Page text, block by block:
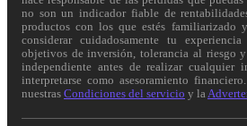
no son un indicador fiable de
productos con los que estés familiarizado
considerar cuidadosamente tu
objetivos de inversión, tolerancia al riesgo
independiente antes de realizar cualquier
interpretarse como asesoramiento
nuestras Condiciones del servicio y la